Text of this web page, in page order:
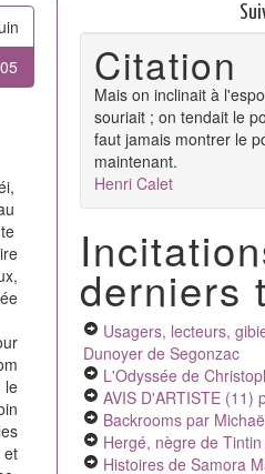
le
et
Citation
Mais on inclinait à
souriait ; on tendait le
faut jamais montrer le
maintenant.
Henri Calet
derniers
Usagers, lecteurs,
Dunoyer de Segonzac
L'Odyssée de
AVIS D'ARTISTE (11)
Backroomspar
Hergé, nègre de Tintin
Histoires de Samora